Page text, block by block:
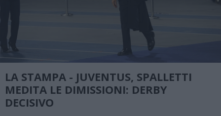
LA STAMPA - JUVENTUS, SPALLETTI
MEDITA LE DIMISSIONI: DERBY
DECISIVO